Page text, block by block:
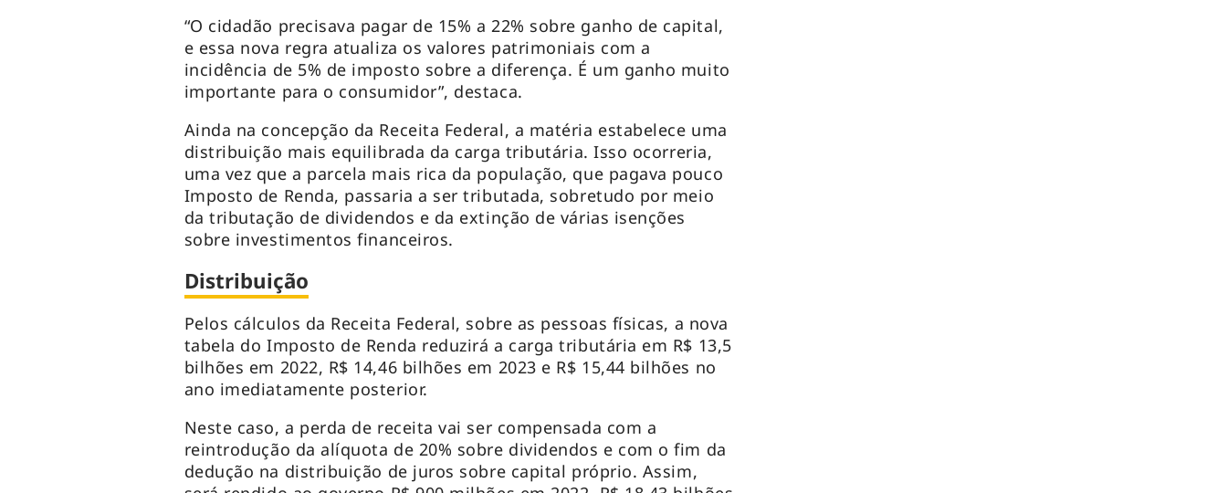
“O cidadão precisava pagar de 15% a 22% sobre ganho de capital,
e essa nova regra atualiza os valores patrimoniais com a
incidência de 5% de imposto sobre a diferença. É um ganho muito
importante para o consumidor”, destaca.
Ainda na concepção da Receita Federal, a matéria estabelece uma
distribuição mais equilibrada da carga tributária. Isso ocorreria,
uma vez que a parcela mais rica da população, que pagava pouco
Imposto de Renda, passaria a ser tributada, sobretudo por meio
da tributação de dividendos e da extinção de várias isenções
sobre investimentos financeiros.
Distribuição
Pelos cálculos da Receita Federal, sobre as pessoas físicas, a nova
tabela do Imposto de Renda reduzirá a carga tributária em R$ 13,5
bilhões em 2022, R$ 14,46 bilhões em 2023 e R$ 15,44 bilhões no
ano imediatamente posterior.
Neste caso, a perda de receita vai ser compensada com a
reintrodução da alíquota de 20% sobre dividendos e com o fim da
dedução na distribuição de juros sobre capital próprio. Assim,